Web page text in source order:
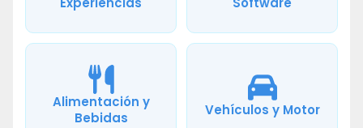
Alimentación y
Bebidas
Vehículos y Motor